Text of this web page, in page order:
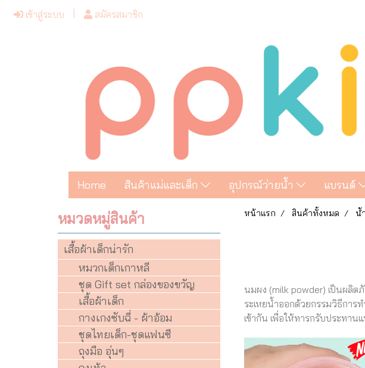
เข้าสู่ระบบ สมัครสมาชิก
Home สินค้าแม่และเด็ก อุปกรณ์ว่ายน้ำ แบรนด์
หน้าแรก สินค้าทั้งหมด น้
นมผง (milk powder) เป็นผลิ
ระเหยน้ำออกด้วยกรรมวิธีกา
เข้ากัน เพื่อให้ทารกรับประทา
หมวดหมู่สินค้า
เสื้อผ้าเด็กน่ารัก
หมวกเด็กเกาหลี
ชุด Gift set กล่องของขวัญ
เสื้อผ้าเด็ก
กางเกงซับฉี่ - ผ้าอ้อม
ชุดไทยเด็ก-ชุดแฟนซี
ถุงมือ อุ่นๆ